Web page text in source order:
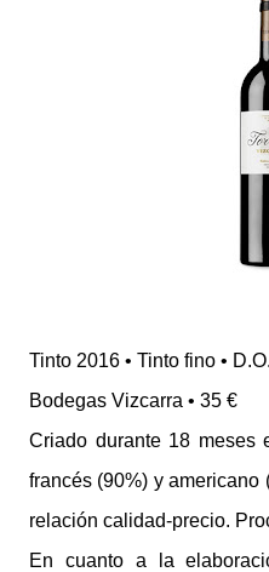
Tinto 2016 • Tinto fino •
Bodegas Vizcarra • 35 €
Criado durante 18 meses
francés (90%) y americano
relación calidad-precio.
En cuanto a la